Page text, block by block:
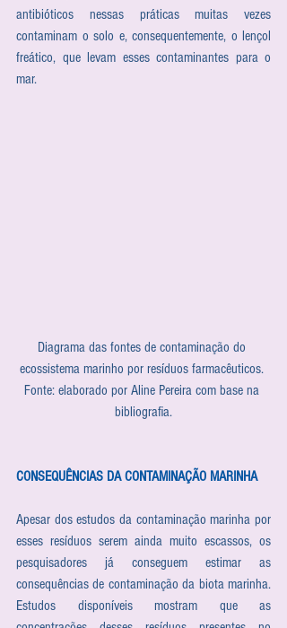
antibióticos nessas práticas muitas vezes
contaminam o solo e, consequentemente, o lençol
freático, que levam esses contaminantes para o
mar.
Diagrama das fontes de contaminação do
ecossistema marinho por resíduos farmacêuticos.
Fonte: elaborado por Aline Pereira com base na
bibliografia.
CONSEQUÊNCIAS DA CONTAMINAÇÃO MARINHA
Apesar dos estudos da contaminação marinha por
esses resíduos serem ainda muito escassos, os
pesquisadores já conseguem estimar as
consequências de contaminação da biota marinha.
Estudos disponíveis mostram que as